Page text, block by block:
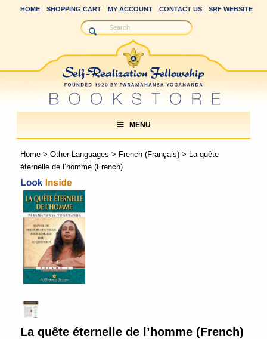
HOME SHOPPING CART MY ACCOUNT CONTACT US SRF WEBSITE
MENU
Home> Other Languages > French (Français)> La quête
éternelle de l’homme (French)
La quête éternelle de l’homme (French)